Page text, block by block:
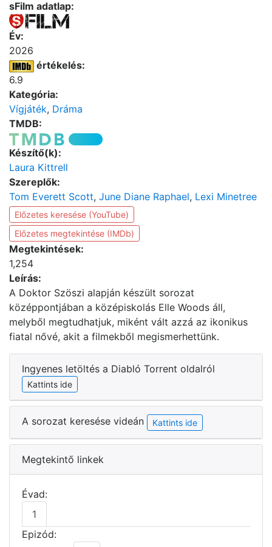
sFilm adatlap:
Év:
2026
értékelés:
6.9
Kategória:
Vígjáték, Dráma
TMDB:
Készítő(k):
Laura Kittrell
Szereplők:
Tom Everett Scott, June Diane Raphael, Lexi Minetree
Előzetes keresése (YouTube)
Előzetes megtekintése (IMDb)
Megtekintések:
1,254
Leírás:
A Doktor Szöszi alapján készült sorozat
középpontjában a középiskolás Elle Woods áll,
melyből megtudhatjuk, miként vált azzá az ikonikus
fiatal nővé, akit a filmekből megismerhettünk.
Ingyenes letöltés a Diabló Torrent oldalról
Kattints ide
A sorozat keresése videán Kattints ide
Megtekintő linkek
Évad:
1
Epizód: